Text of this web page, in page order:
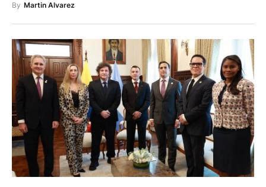
By Martin Alvarez